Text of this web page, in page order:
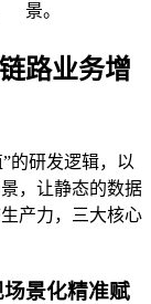
景。
路业务增
的研发逻辑，以
，让静态的数据
产力，三大核心
景化精准赋